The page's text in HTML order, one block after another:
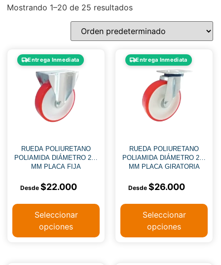
Mostrando 1–20 de 25 resultados
Entrega Inmediata
RUEDA POLIURETANO
POLIAMIDA DIÁMETRO 200
MM PLACA FIJA
$22.000
Seleccionar
opciones
Entrega Inmediata
RUEDA POLIURETANO
POLIAMIDA DIÁMETRO 200
MM PLACA GIRATORIA
$26.000
Seleccionar
opciones